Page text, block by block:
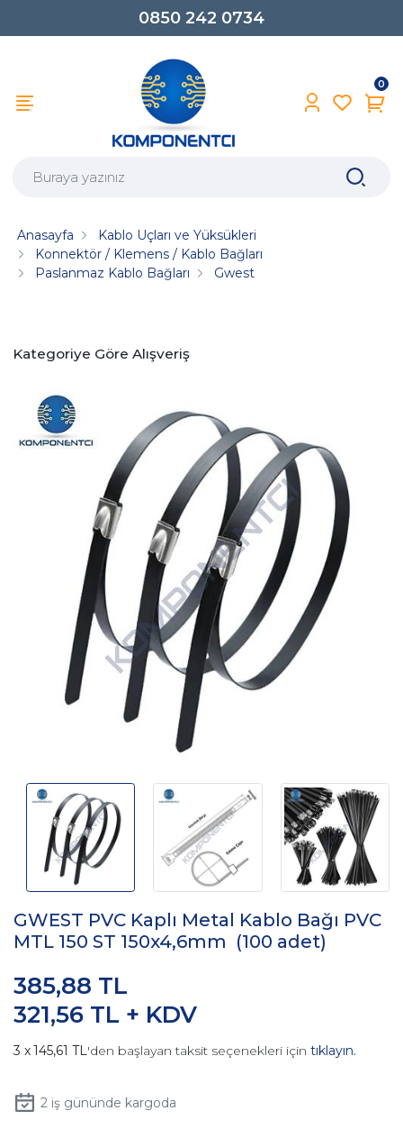
0850 242 0734
0
Anasayfa
Kablo Uçları ve Yüksükleri
Konnektör / Klemens / Kablo Bağları
Paslanmaz Kablo Bağları
Gwest
Kategoriye Göre Alışveriş
GWEST PVC Kaplı Metal Kablo Bağı PVC
MTL 150 ST 150x4,6mm (100 adet)
321,56 TL + KDV
385,88 TL
145,61 TL'den başlayan taksit seçenekleri için tıklayın.
2iş gününde kargoda